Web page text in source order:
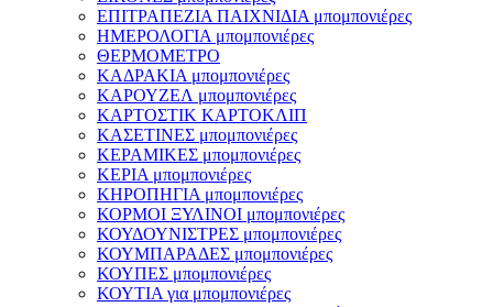
ΕΠΙΤΡΑΠΕΖΙΑ ΠΑΙΧΝΙΔΙΑ μπομπονιέρες
ΗΜΕΡΟΛΟΓΙΑ μπομπονιέρες
ΘΕΡΜΟΜΕΤΡΟ
ΚΑΔΡΑΚΙΑ μπομπονιέρες
ΚΑΡΟΥΖΕΛ μπομπονιέρες
ΚΑΡΤΟΣΤΙΚ ΚΑΡΤΟΚΛΙΠ
ΚΑΣΕΤΙΝΕΣ μπομπονιέρες
ΚΕΡΑΜΙΚΕΣ μπομπονιέρες
ΚΕΡΙΑ μπομπονιέρες
ΚΗΡΟΠΗΓΙΑ μπομπονιέρες
ΚΟΡΜΟΙ ΞΥΛΙΝΟΙ μπομπονιέρες
ΚΟΥΔΟΥΝΙΣΤΡΕΣ μπομπονιέρες
ΚΟΥΜΠΑΡΑΔΕΣ μπομπονιέρες
ΚΟΥΠΕΣ μπομπονιέρες
ΚΟΥΤΙΑ για μπομπονιέρες